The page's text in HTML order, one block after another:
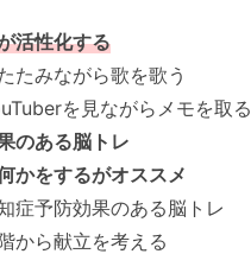
活性化する
たみながら歌を歌う
を見ながらメモを取る
のある脳トレ
かをするがオススメ
予防効果のある脳トレ
ら献立を考える